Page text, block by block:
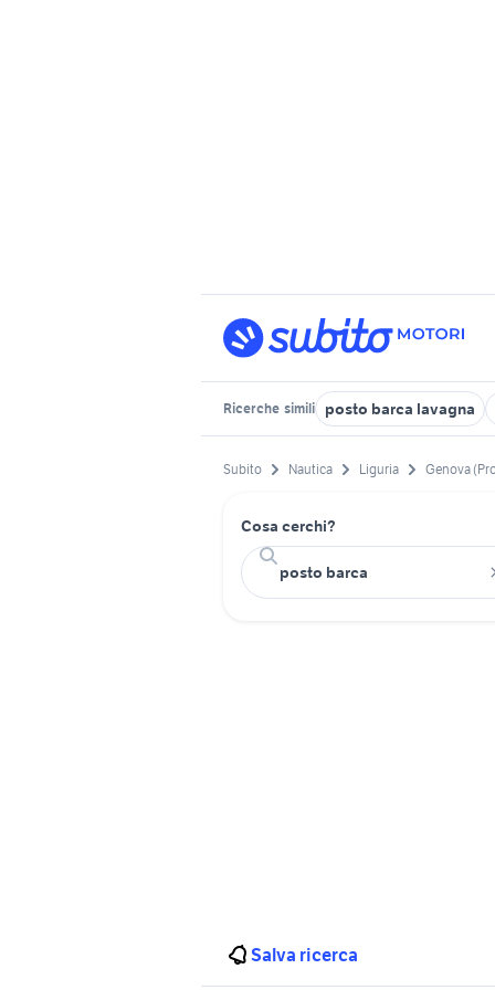
Ricerche simili posto barca lavagna
Subito Nautica Liguria Genova
Cosa cerchi?
Salva ricerca